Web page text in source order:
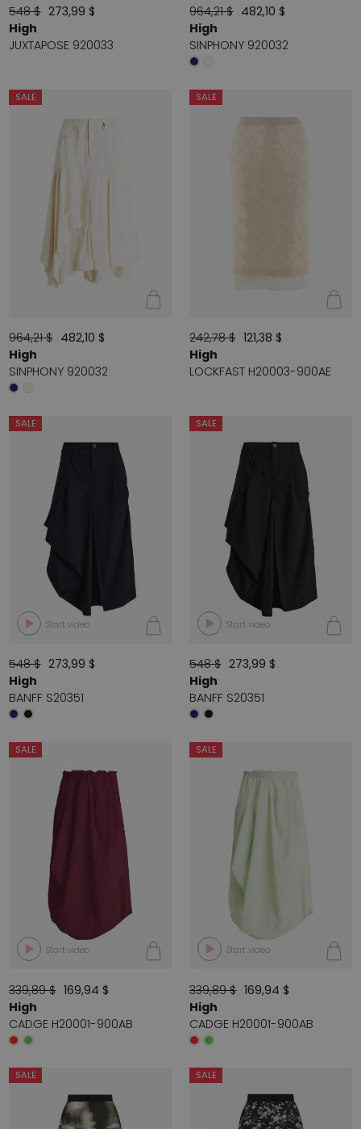
548 $ 273,99 $
High
JUXTAPOSE 920033
964,21 $ 482,10 $
High
SINPHONY 920032
SALE
964,21 $ 482,10 $
High
SINPHONY 920032
SALE
242,78 $ 121,38 $
High
LOCKFAST H20003-900AE
SALE
Start video
548 $ 273,99 $
High
BANFF S20351
SALE
Start video
548 $ 273,99 $
High
BANFF S20351
SALE
Start video
339,89 $ 169,94 $
High
CADGE H20001-900AB
SALE
Start video
339,89 $ 169,94 $
High
CADGE H20001-900AB
SALE SALE